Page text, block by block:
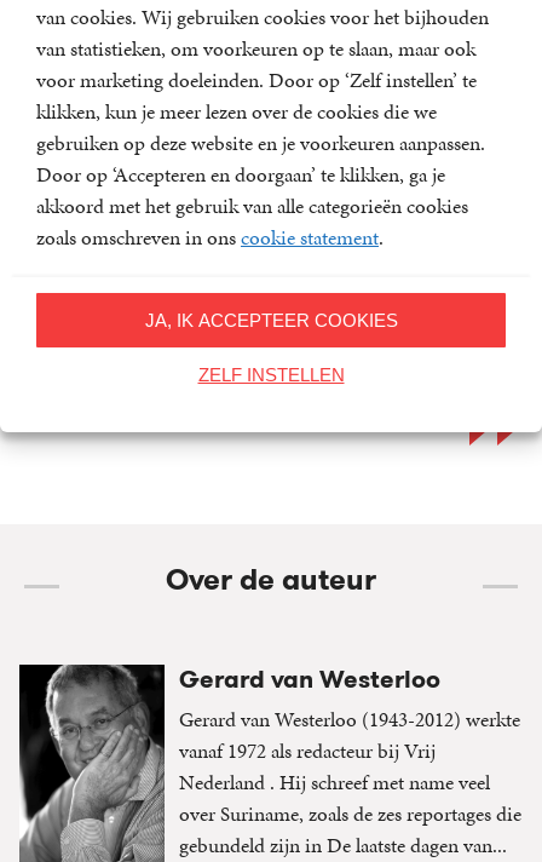
van cookies. Wij gebruiken cookies voor het bijhouden
van statistieken, om voorkeuren op te slaan, maar ook
voor marketing doeleinden. Door op ‘Zelf instellen’ te
klikken, kun je meer lezen over de cookies die we
gebruiken op deze website en je voorkeuren aanpassen.
Door op ‘Accepteren en doorgaan’ te klikken, ga je
akkoord met het gebruik van alle categorieën cookies
zoals omschreven in onscookie statement.
JA, IK ACCEPTEER COOKIES
ZELF INSTELLEN
In de pers
‘Ik bewaar dierbare herinneringen aan de
schitterende reportages van Gerard van
Westerloo. Ik herlas ze nog eens, en nóg
noemen, gingen over 'het volk'. (…) Léés
die oude reportages.’ ¿ Sylvia Witteman,
Over de auteur
Gerard van Westerloo
Gerard van Westerloo (1943-2012) werkte
vanaf 1972 als redacteur bij Vrij
Nederland . Hij schreef met name veel
over Suriname, zoals de zes reportages die
gebundeld zijn in De laatste dagen van...